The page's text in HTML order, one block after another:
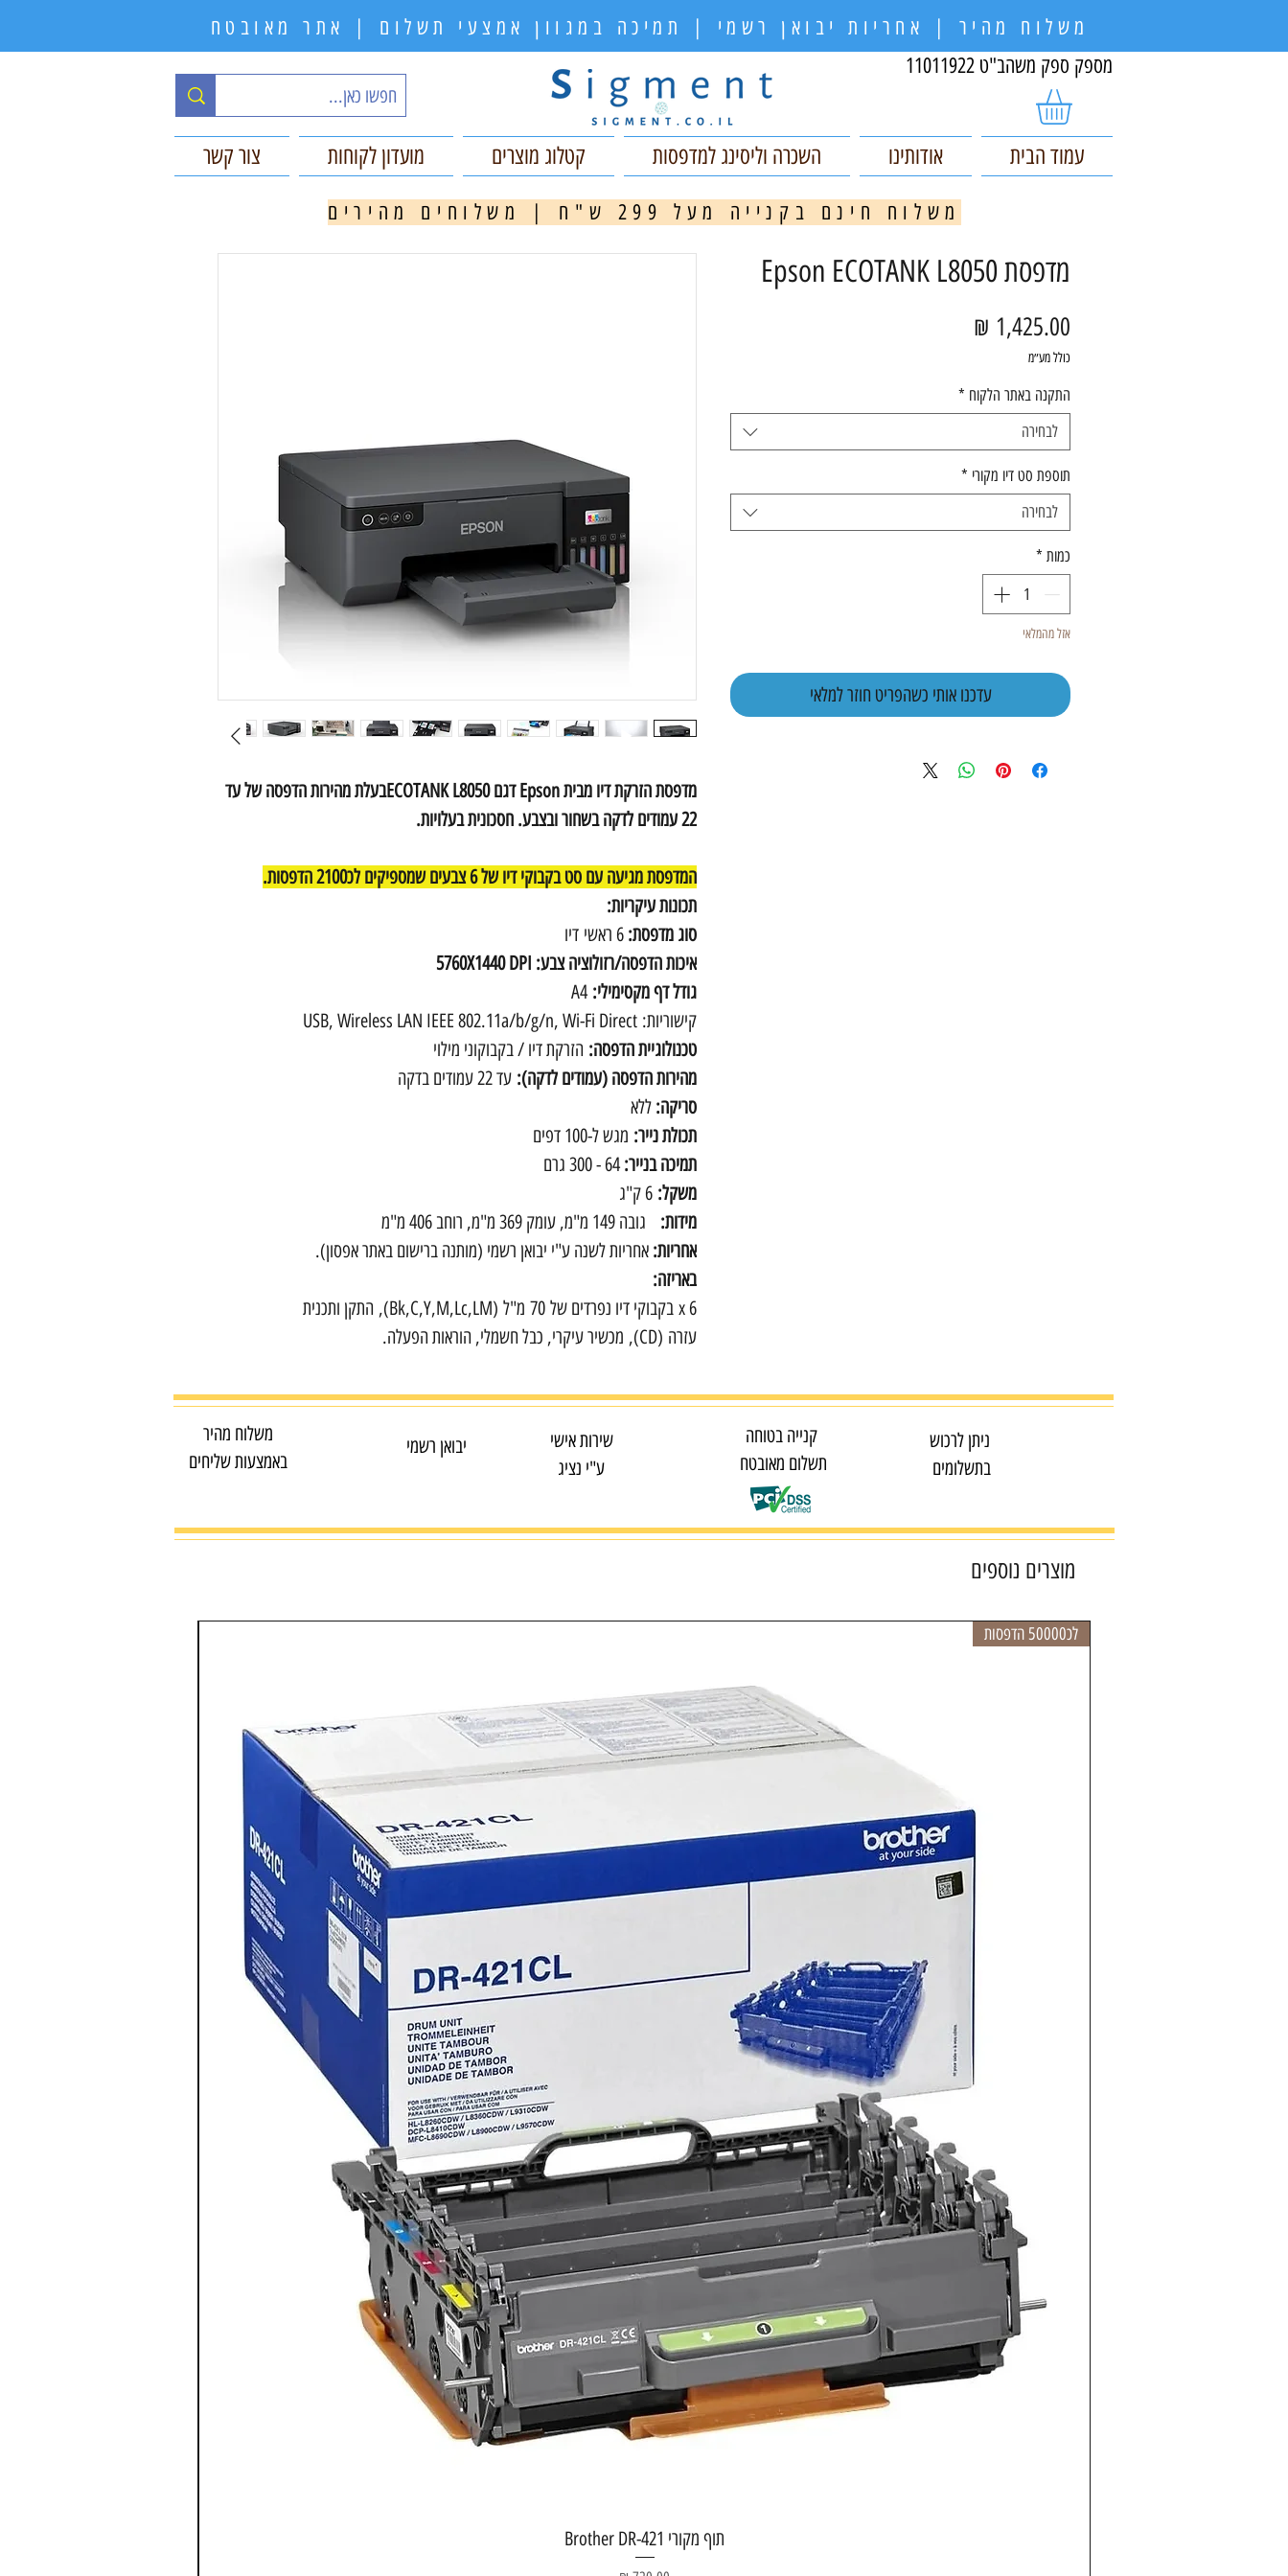
משלוח מהיר | אחריות יבואן רשמי | תמיכה במגוון אמצעי תשלום | אתר מאובטח
מספק ספק משהב"ט 11011922
עמוד הבית אודותינו השכרה וליסינג למדפסות קטלוג מוצרים מועדון לקוחות צור קשר
מ משלוח חינם בקנייה מעל 299 ש"ח | משלוחים מהירים
מדפסת הזרקת דיו מבית Epson דגם ECOTANK L8050בעלת מהירות הדפסה של עד
22 עמודים לדקה בשחור ובצבע. חסכונית בעלויות.
המדפסת מגיעה עם סט בקבוקי דיו של 6 צבעים שמספיקים לכ2100 הדפסות.
תכונות עיקריות:
סוג מדפסת: 6 ראשי
דיו
איכות הדפסה/רזולוציה צבע: 5760X1440 DPI
גודל דף מקסימילי:A4
קישוריות: USB, Wireless LAN IEEE 802.11a/b/g/n, Wi-Fi Direct
טכנולוגיית הדפסה: הזרקת דיו / בקבוקוני מילוי
מהירות הדפסה (עמודים לדקה): עד 22 עמודים בדקה
סריקה: ללא
תכולת נייר: מגש ל-100 דפים
תמיכה בנייר:64 - 300 גרם
משקל: 6 ק"ג
מידות:
גובה 149 מ"מ, עומק 369 מ"מ, רוחב 406 מ"מ
אחריות: אחריות לשנה ע"י יבואן רשמי (מותנה ברישום באתר אפסון).
באריזה:
6 x בקבוקי דיו נפרדים של 70 מ"ל ‏(Bk,C,Y,M,Lc,LM), התקן ותכנית
עזרה (CD), מכשיר עיקרי, כבל חשמלי, הוראות הפעלה.
מדפסת Epson ECOTANK L8050
כולל מע״מ
התקנה באתר הלקוח *
לבחירה
תוספת סט דיו מקורי *
לבחירה
כמות *
אזל מהמלאי
עדכנו אותי כשהפריט חוזר למלאי
ניתן לרכוש
בתשלומים
קנייה בטוחה
תשלום מאובטח
שירות אישי
ע"י נציג
יבואן רשמי
משלוח מהיר
באמצעות שליחים
מוצרים נוספים
תצוגה מהירה
לכ50000 הדפסות
תוף מקורי Brother DR-421